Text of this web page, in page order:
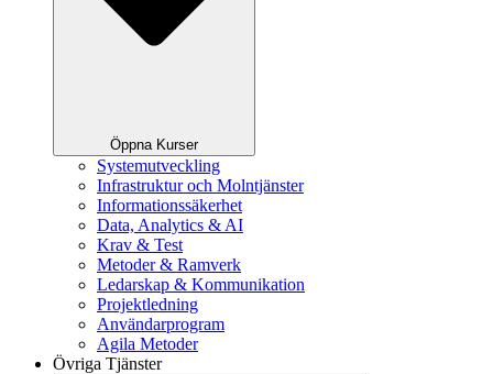
Öppna Kurser
Systemutveckling
Infrastruktur och Molntjänster
Informationssäkerhet
Data, Analytics & AI
Krav & Test
Metoder & Ramverk
Ledarskap & Kommunikation
Projektledning
Användarprogram
Agila Metoder
Övriga Tjänster